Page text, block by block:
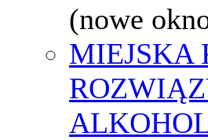
(nowe
MIEJSKA